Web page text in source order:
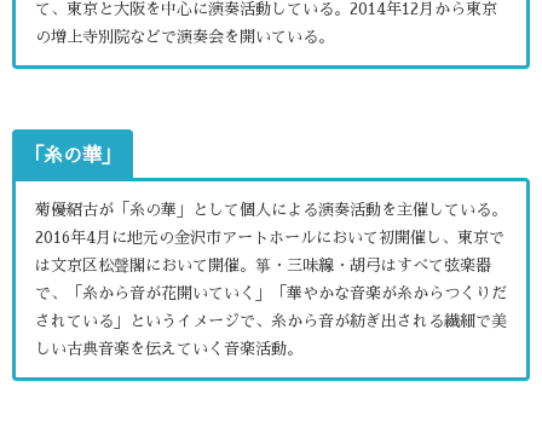
て、東京と大阪を中心に演奏活動している。2014年12月から東京
の増上寺別院などで演奏会を開いている。
「糸の華」
菊優紹古が「糸の華」として個人による演奏活動を主催している。
2016年4月に地元の金沢市アートホールにおいて初開催し、東京で
は文京区松聲閣において開催。箏・三味線・胡弓はすべて弦楽器
で、「糸から音が花開いていく」「華やかな音楽が糸からつくりだ
されている」というイメージで、糸から音が紡ぎ出される繊細で美
しい古典音楽を伝えていく音楽活動。